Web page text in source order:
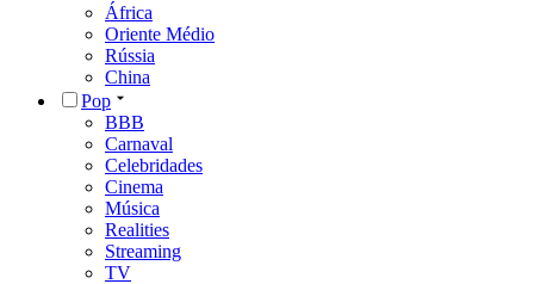
África
Oriente Médio
Rússia
China
Pop
BBB
Carnaval
Celebridades
Cinema
Música
Realities
Streaming
TV